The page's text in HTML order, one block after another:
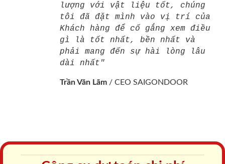
lượng với vật liệu tốt, chúng
tôi đã đặt mình vào vị trí của
Khách hàng để cố gắng xem điều
gì là tốt nhất, bền nhất và
phải mang đến sự hài lòng lâu
dài nhất"
Trần Văn Lãm / CEO SAIGONDOOR